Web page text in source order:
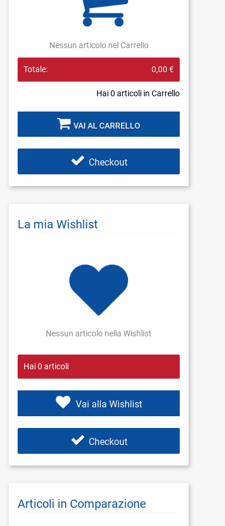
Nessun articolo nel Carrello
Hai0 articoli in Carrello
Totale: 0,00 €
VAI AL CARRELLO
Checkout
La mia Wishlist
Nessun articolo nella Wishlist
Hai0 articoli
Vai alla Wishlist
Checkout
Articoli in Comparazione